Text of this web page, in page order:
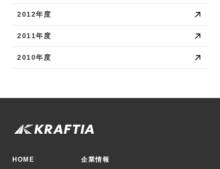
2012年度
2011年度
2010年度
HOME 企業情報